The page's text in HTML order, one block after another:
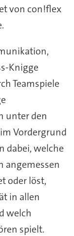
von con!flex
Knigge
Teamspiele
unter den
Vordergrund
dabei, welche
angemessen
oder löst,
in allen
welch
spielt.